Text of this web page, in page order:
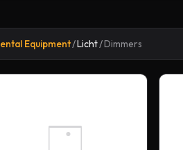
Equipment/Licht/Dimmers